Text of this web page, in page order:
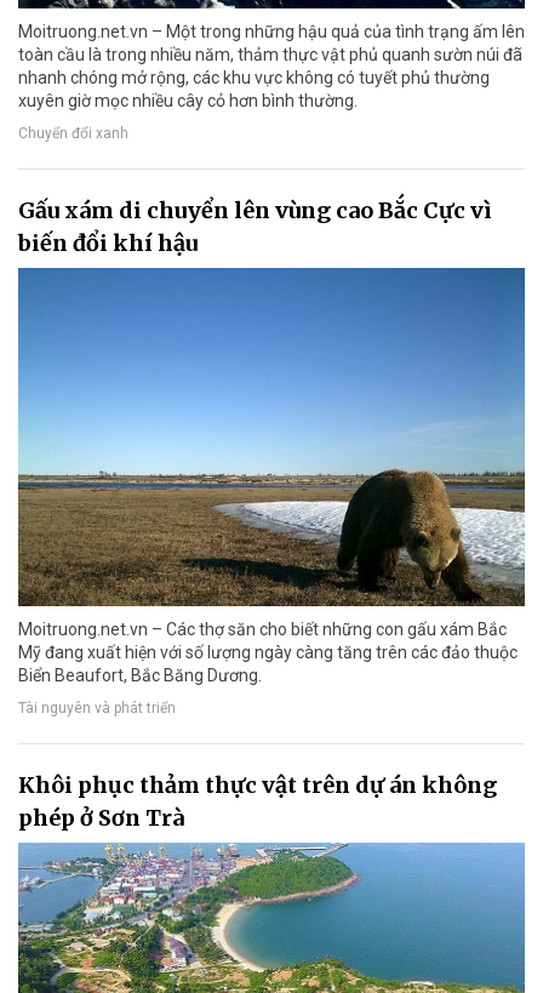
Moitruong.net.vn – Một trong những hậu quả của tình trạng ấm lên
toàn cầu là trong nhiều năm, thảm thực vật phủ quanh sườn núi đã
nhanh chóng mở rộng, các khu vực không có tuyết phủ thường
xuyên giờ mọc nhiều cây cỏ hơn bình thường.
Chuyển đổi xanh
Gấu xám di chuyển lên vùng cao Bắc Cực vì
biến đổi khí hậu
Moitruong.net.vn – Các thợ săn cho biết những con gấu xám Bắc
Mỹ đang xuất hiện với số lượng ngày càng tăng trên các đảo thuộc
Biển Beaufort, Bắc Băng Dương.
Tài nguyên và phát triển
Khôi phục thảm thực vật trên dự án không
phép ở Sơn Trà